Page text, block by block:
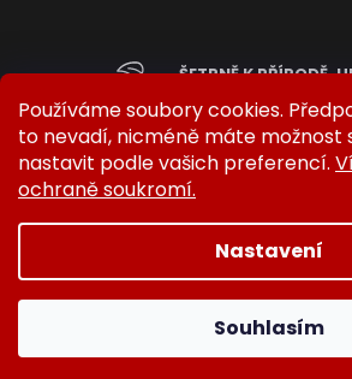
Používáme soubory cookies.
to nevadí, nicméně máte možnost
nastavit podle vašich preferencí.
ochraně soukromí.
Nastavení
Souhlasím
ŠETRNĚ K PŘÍRODĚ.
BEZ ZBYTEČNÉHO
Vytvořil Shoptet
BARICO. Všechna